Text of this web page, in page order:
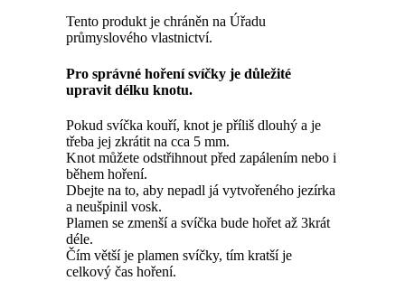
Tento produkt je chráněn na Úřadu
průmyslového vlastnictví.
Pro správné hoření svíčky je důležité
upravit délku knotu.
Pokud svíčka kouří, knot je příliš dlouhý a je
třeba jej zkrátit na cca 5 mm.
Knot můžete odstřihnout před zapálením nebo i
během hoření.
Dbejte na to, aby nepadl já vytvořeného jezírka
a neušpinil vosk.
Plamen se zmenší a svíčka bude hořet až 3krát
déle.
Čím větší je plamen svíčky, tím kratší je
celkový čas hoření.